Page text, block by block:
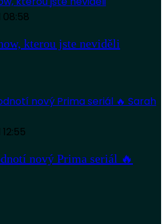
08:58
kterou jste neviděli
12:55
nový Prima seriál 🔥